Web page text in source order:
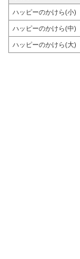
ハッピーのかけら(小)
ハッピーのかけら(中)
ハッピーのかけら(大)